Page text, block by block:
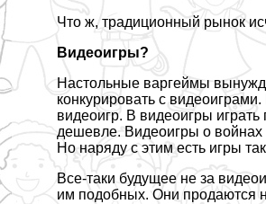
Что ж, традиционный рынок
Видеоигры?
Настольные варгeймы
конкурировать с
видеоигр. В видеоигры
дешевле. Видеоигры о войнах
Но наряду с этим есть игры
Все-таки будущее не за
им подобных. Они продаются